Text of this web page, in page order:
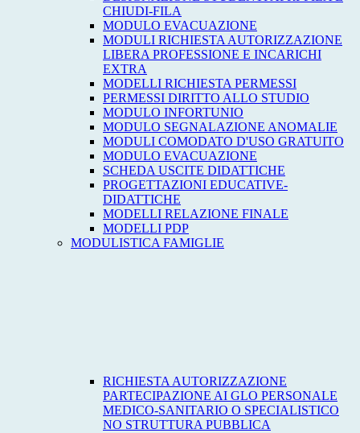
CHIUDI-FILA
MODULO EVACUAZIONE
MODULI RICHIESTA AUTORIZZAZIONE
LIBERA PROFESSIONE E INCARICHI
EXTRA
MODELLI RICHIESTA PERMESSI
PERMESSI DIRITTO ALLO STUDIO
MODULO INFORTUNIO
MODULO SEGNALAZIONE ANOMALIE
MODULI COMODATO D'USO GRATUITO
MODULO EVACUAZIONE
SCHEDA USCITE DIDATTICHE
PROGETTAZIONI EDUCATIVE-
DIDATTICHE
MODELLI RELAZIONE FINALE
MODELLI PDP
MODULISTICA FAMIGLIE
RICHIESTA AUTORIZZAZIONE
PARTECIPAZIONE AI GLO PERSONALE
MEDICO-SANITARIO O SPECIALISTICO
NO STRUTTURA PUBBLICA